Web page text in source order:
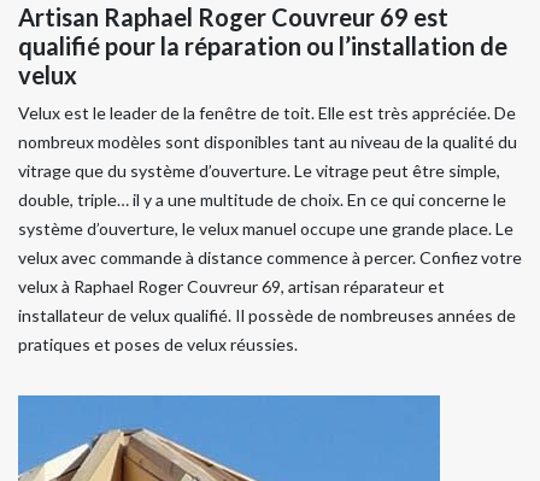
Artisan Raphael Roger Couvreur 69 est
qualifié pour la réparation ou l’installation de
velux
Velux est le leader de la fenêtre de toit. Elle est très appréciée. De
nombreux modèles sont disponibles tant au niveau de la qualité du
vitrage que du système d’ouverture. Le vitrage peut être simple,
double, triple… il y a une multitude de choix. En ce qui concerne le
système d’ouverture, le velux manuel occupe une grande place. Le
velux avec commande à distance commence à percer. Confiez votre
velux à Raphael Roger Couvreur 69, artisan réparateur et
installateur de velux qualifié. Il possède de nombreuses années de
pratiques et poses de velux réussies.